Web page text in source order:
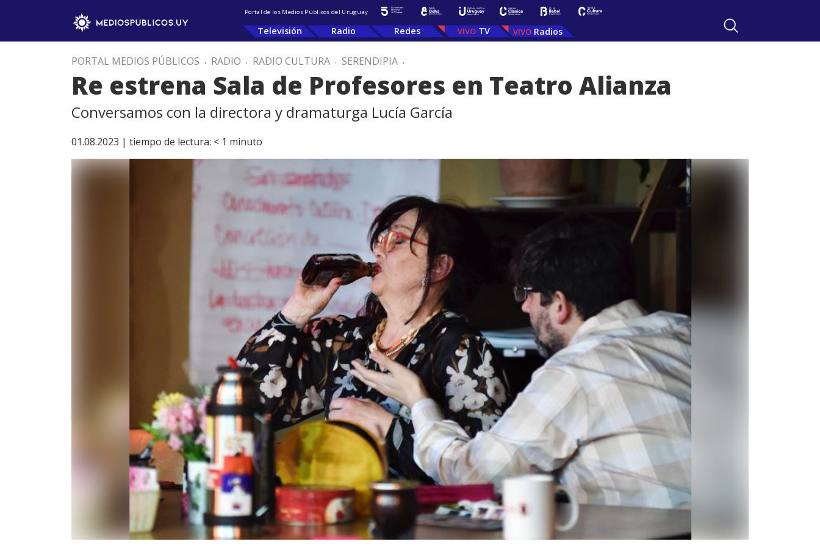
Portal de los Medios Públicos del Uruguay
Televisión Radio Redes TV Radios
PORTAL MEDIOS PÚBLICOS . RADIO . RADIO CULTURA . SERENDIPIA .
Re estrena Sala de Profesores en Teatro Alianza
Conversamos con la directora y dramaturga Lucía García
01.08.2023 | tiempo de lectura: < 1 minuto